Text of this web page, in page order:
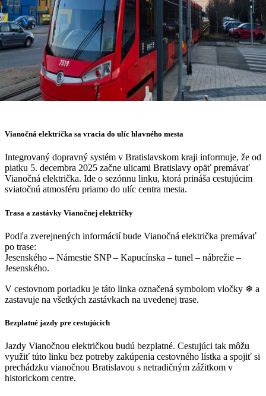
Vianočná električka sa vracia do ulíc hlavného mesta
Integrovaný dopravný systém v Bratislavskom kraji informuje, že od
piatku 5. decembra 2025 začne ulicami Bratislavy opäť premávať
Vianočná električka. Ide o sezónnu linku, ktorá prináša cestujúcim
sviatočnú atmosféru priamo do ulíc centra mesta.
Trasa a zastávky Vianočnej električky
Podľa zverejnených informácií bude Vianočná električka premávať
po trase:
Jesenského – Námestie SNP – Kapucínska – tunel – nábrežie –
Jesenského.
V cestovnom poriadku je táto linka označená symbolom vločky ❄ a
zastavuje na všetkých zastávkach na uvedenej trase.
Bezplatné jazdy pre cestujúcich
Jazdy Vianočnou električkou budú bezplatné. Cestujúci tak môžu
využiť túto linku bez potreby zakúpenia cestovného lístka a spojiť si
prechádzku vianočnou Bratislavou s netradičným zážitkom v
historickom centre.